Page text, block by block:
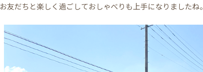
お友だちと楽しく過ごしておしゃべりも上手になりましたね。